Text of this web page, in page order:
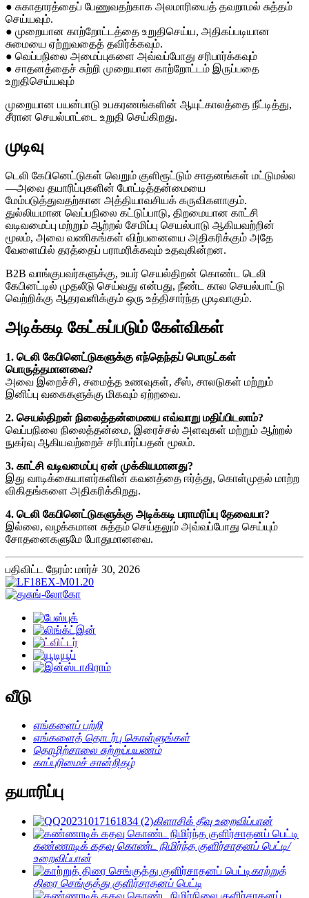
● சுகாதாரத்தைப் பேணுவதற்காக அலமாரியைத் தவறாமல் சுத்தம்
செய்யவும்.
● முறையான காற்றோட்டத்தை உறுதிசெய்ய, அதிகப்படியான
சுமையை ஏற்றுவதைத் தவிர்க்கவும்.
● வெப்பநிலை அமைப்புகளை அவ்வப்போது சரிபார்க்கவும்
● சாதனத்தைச் சுற்றி முறையான காற்றோட்டம் இருப்பதை
உறுதிசெய்யவும்
முறையான பயன்பாடு உபகரணங்களின் ஆயுட்காலத்தை நீட்டித்து,
சீரான செயல்பாட்டை உறுதி செய்கிறது.
முடிவு
டெலி கேபினெட்டுகள் வெறும் குளிரூட்டும் சாதனங்கள் மட்டுமல்ல
—அவை தயாரிப்புகளின் போட்டித்தன்மையை
மேம்படுத்துவதற்கான அத்தியாவசியக் கருவிகளாகும்.
துல்லியமான வெப்பநிலை கட்டுப்பாடு, திறமையான காட்சி
வடிவமைப்பு மற்றும் ஆற்றல் சேமிப்பு செயல்பாடு ஆகியவற்றின்
மூலம், அவை வணிகங்கள் விற்பனையை அதிகரிக்கும் அதே
வேளையில் தரத்தைப் பராமரிக்கவும் உதவுகின்றன.
B2B வாங்குபவர்களுக்கு, உயர் செயல்திறன் கொண்ட டெலி
கேபினட்டில் முதலீடு செய்வது என்பது, நீண்ட கால செயல்பாட்டு
வெற்றிக்கு ஆதரவளிக்கும் ஒரு உத்திசார்ந்த முடிவாகும்.
அடிக்கடி கேட்கப்படும் கேள்விகள்
1. டெலி கேபினெட்டுகளுக்கு எந்தெந்தப் பொருட்கள்
பொருத்தமானவை?
அவை இறைச்சி, சமைத்த உணவுகள், சீஸ், சாலடுகள் மற்றும்
இனிப்பு வகைகளுக்கு மிகவும் ஏற்றவை.
2. செயல்திறன் நிலைத்தன்மையை எவ்வாறு மதிப்பிடலாம்?
வெப்பநிலை நிலைத்தன்மை, இரைச்சல் அளவுகள் மற்றும் ஆற்றல்
நுகர்வு ஆகியவற்றைச் சரிபார்ப்பதன் மூலம்.
3. காட்சி வடிவமைப்பு ஏன் முக்கியமானது?
இது வாடிக்கையாளர்களின் கவனத்தை ஈர்த்து, கொள்முதல் மாற்ற
விகிதங்களை அதிகரிக்கிறது.
4. டெலி கேபினெட்டுகளுக்கு அடிக்கடி பராமரிப்பு தேவையா?
இல்லை, வழக்கமான சுத்தம் செய்தலும் அவ்வப்போது செய்யும்
சோதனைகளுமே போதுமானவை.
பதிவிட்ட நேரம்: மார்ச் 30, 2026
வீடு
எங்களைப் பற்றி
எங்களைத் தொடர்பு கொள்ளுங்கள்
தொழிற்சாலை சுற்றுப்பயணம்
காப்புரிமைச் சான்றிதழ்
தயாரிப்பு
கிளாசிக் தீவு உறைவிப்பான்
கண்ணாடிக் கதவு கொண்ட நிமிர்ந்த குளிர்சாதனப் பெட்டி/
உறைவிப்பான்
காற்றுத்
திரை செங்குத்து குளிர்சாதனப் பெட்டி